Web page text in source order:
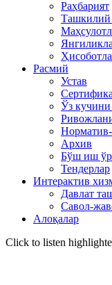
Раҳбарият
Ташкилий
Расмий
Устав
Ўз
Норматив-
Архив
Бўш иш
Тендерлар
Интерактив
Давлат
Савол-
Алоқалар
Click to listen